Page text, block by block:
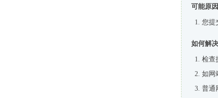
可能原
您提
如何解
检查
如网
普通